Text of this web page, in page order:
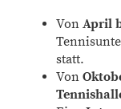
Von April
statt.
Von